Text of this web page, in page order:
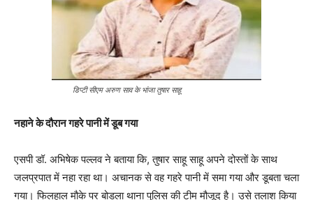
डिप्टी सीएम अरुण साव के भांजा तुषार साहू
नहाने के दौरान गहरे पानी में डूब गया
एसपी डॉ. अभिषेक पल्लव ने बताया कि, तुषार साहू साहू अपने दोस्तों के साथ
जलप्रपात में नहा रहा था। अचानक से वह गहरे पानी में समा गया और डूबता चला
गया। फिलहाल मौके पर बोडला थाना पुलिस की टीम मौजूद है। उसे तलाश किया